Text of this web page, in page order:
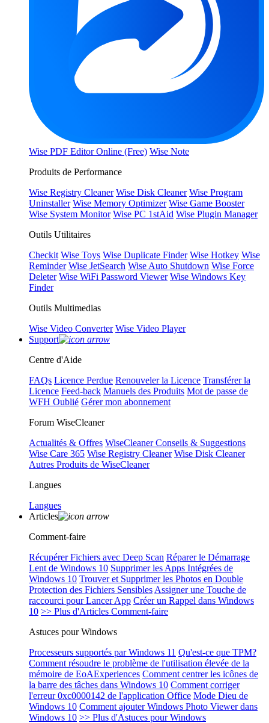
Wise PDF Editor Online (Free) Wise Note
Produits de Performance
Wise Registry Cleaner Wise Disk Cleaner Wise Program
Uninstaller Wise Memory Optimizer Wise Game Booster
Wise System Monitor Wise PC 1stAid Wise Plugin Manager
Outils Utilitaires
Checkit Wise Toys Wise Duplicate Finder Wise Hotkey Wise
Reminder Wise JetSearch Wise Auto Shutdown Wise Force
Deleter Wise WiFi Password Viewer Wise Windows Key
Finder
Outils Multimedias
Wise Video Converter Wise Video Player
Support
Centre d'Aide
FAQs Licence Perdue Renouveler la Licence Transférer la
Licence Feed-back Manuels des Produits Mot de passe de
WFH Oublié Gérer mon abonnement
Forum WiseCleaner
Actualités & Offres WiseCleaner Conseils & Suggestions
Wise Care 365 Wise Registry Cleaner Wise Disk Cleaner
Autres Produits de WiseCleaner
Langues
Langues
Articles
Comment-faire
Récupérer Fichiers avec Deep Scan Réparer le Démarrage
Lent de Windows 10 Supprimer les Apps Intégrées de
Windows 10 Trouver et Supprimer les Photos en Double
Protection des Fichiers Sensibles Assigner une Touche de
raccourci pour Lancer App Créer un Rappel dans Windows
10 >> Plus d'Articles Comment-faire
Astuces pour Windows
Processeurs supportés par Windows 11 Qu'est-ce que TPM?
Comment résoudre le problème de l'utilisation élevée de la
mémoire de EoAExperiences Comment centrer les icônes de
la barre des tâches dans Windows 10 Comment corriger
l'erreur 0xc0000142 de l'application Office Mode Dieu de
Windows 10 Comment ajouter Windows Photo Viewer dans
Windows 10 >> Plus d'Astuces pour Windows